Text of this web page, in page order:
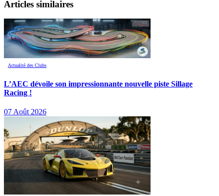
Articles similaires
Actualité des Clubs
L’AEC dévoile son impressionnante nouvelle piste Sillage
Racing !
07 Août 2026